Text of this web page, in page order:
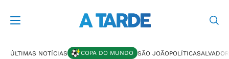
ÚLTIMAS NOTÍCIAS COPA DO MUNDO SÃO JOÃOPOLÍTICASALVADOR